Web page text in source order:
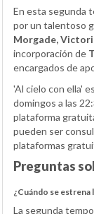
En esta segunda
por un talentoso
Morgade,
incorporación de
encargados de
'Al cielo con ella'
domingos a las
plataforma
pueden ser
plataformas
Preguntas
¿Cuándo se estrena
La segunda